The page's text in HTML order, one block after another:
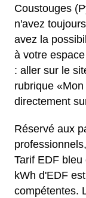
Coustouges
n'avez
avez la
à votre
: aller sur le
rubrique
directement
Réservé aux
Tarif EDF
kWh d'EDF
compétentes.